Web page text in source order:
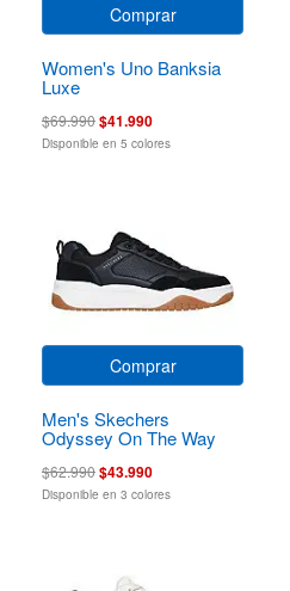
Comprar
Women's Uno Banksia
Luxe
$69.990$41.990
Disponible en 5 colores
Comprar
Men's Skechers
Odyssey On The Way
$62.990$43.990
Disponible en 3 colores